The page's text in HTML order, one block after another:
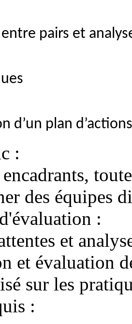
entre pairs et
d’un plan
:
des équipes
:
et
et évaluation
sur les
: